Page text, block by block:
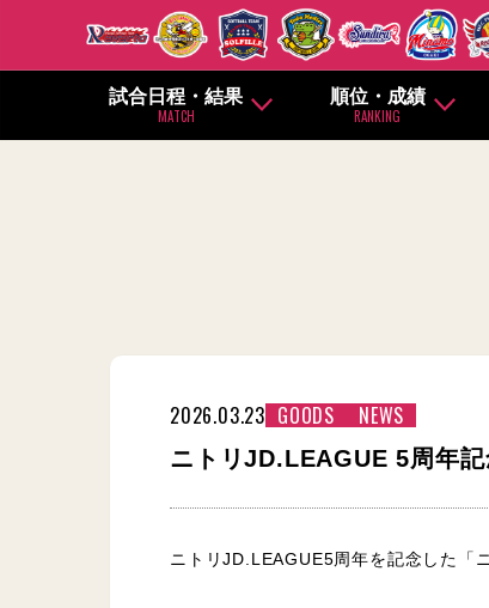
試合日程・結果
MATCH
順位・成績
RANKING
2026.03.23 GOODS NEWS
ニトリJD.LEAGUE 5周年
ニトリJD.LEAGUE5周年を記念した「